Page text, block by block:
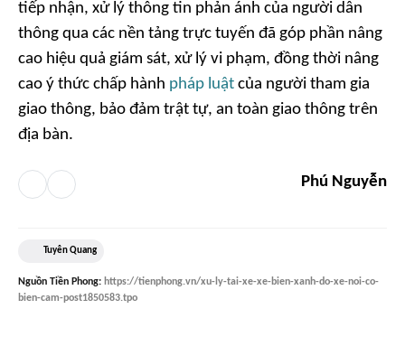
tiếp nhận, xử lý thông tin phản ánh của người dân
thông qua các nền tảng trực tuyến đã góp phần nâng
cao hiệu quả giám sát, xử lý vi phạm, đồng thời nâng
cao ý thức chấp hành pháp luật của người tham gia
giao thông, bảo đảm trật tự, an toàn giao thông trên
địa bàn.
Phú Nguyễn
Tuyên Quang
Nguồn Tiền Phong: https://tienphong.vn/xu-ly-tai-xe-xe-bien-xanh-do-xe-noi-co-
bien-cam-post1850583.tpo